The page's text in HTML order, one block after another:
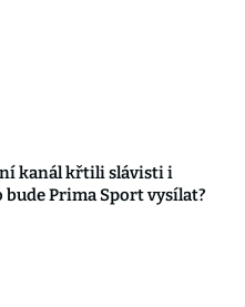
kanál křtili slávisti i
bude Prima Sport vysílat?